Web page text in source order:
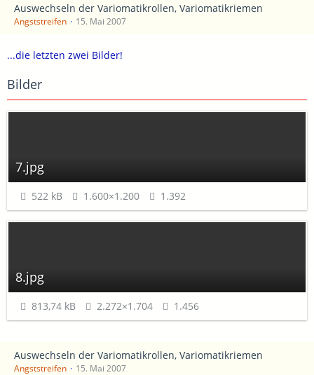
Auswechseln der Variomatikrollen, Variomatikriemen
Angststreifen 15. Mai 2007
...die letzten zwei Bilder!
Bilder
7.jpg
522 kB 1.600×1.200 1.392
8.jpg
813,74 kB 2.272×1.704 1.456
Auswechseln der Variomatikrollen, Variomatikriemen
Angststreifen 15. Mai 2007